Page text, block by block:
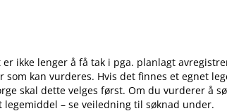
er ikke lenger å få tak i pga. planlagt
kan vurderes. Hvis det finnes et egnet
skal dette velges først. Om du vurderer å
– se veiledning til søknad under.